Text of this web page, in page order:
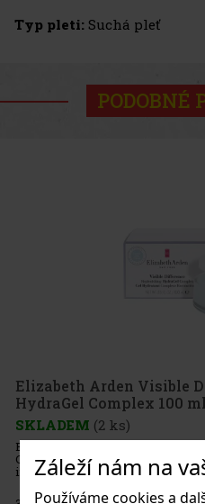
Záleží nám na
Používáme cookies a
Typ pleti: Suchá pleť
PODOBNÉ
Difference Replenishing
ml
Replenishing HydraGel
gel s vodní texturou, který
a pomáhá pleti získat hladší,